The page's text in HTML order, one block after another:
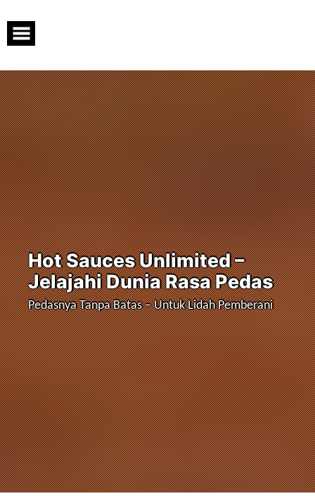
content
Hot Sauces Unlimited –
Jelajahi Dunia Rasa Pedas
Pedasnya Tanpa Batas – Untuk Lidah Pemberani